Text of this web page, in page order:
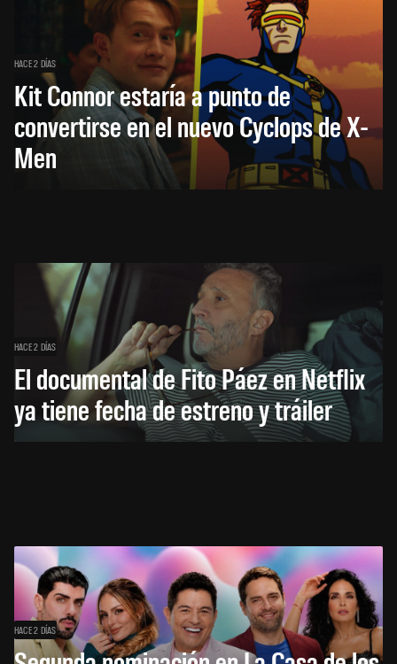
HACE 2 DÍAS
Kit Connor estaría a punto de
convertirse en el nuevo Cyclops de X-
Men
HACE 2 DÍAS
El documental de Fito Páez en Netflix
ya tiene fecha de estreno y tráiler
HACE 2 DÍAS